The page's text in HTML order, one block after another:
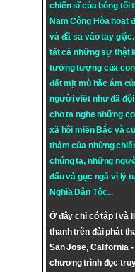
chiến sĩ của bóng tối
Nam Cộng Hòa hoạt
và đã sa vào tay
tất cả những sự thật
tưởng tượng của
đất mịt mù hắc ám
người viết như đã
cho ta nghe những
xã hội miền Bắc và
thảm của những
chúng ta, những
đấu và gục ngã vì lý
Nghĩa Dân Tộc...
Ở đây chỉ có tập I và
thanh trên đài phát
San Jose, California
chương trình đọc